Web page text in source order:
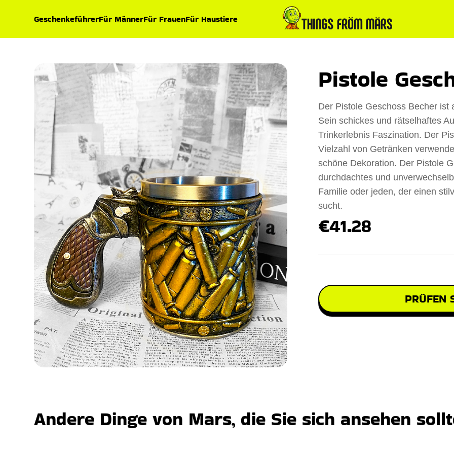
GeschenkeführerFür MännerFür FrauenFür Haustiere
Pistole
Der Pistole Geschoss Becher ist
Sein schickes und rätselhaftes
Trinkerlebnis Faszination. Der
Vielzahl von Getränken
schöne Dekoration. Der Pistole
durchdachtes und
Familie oder jeden, der einen
sucht.
€41.28
PRÜFEN
Andere Dinge von Mars, die Sie sich ansehen